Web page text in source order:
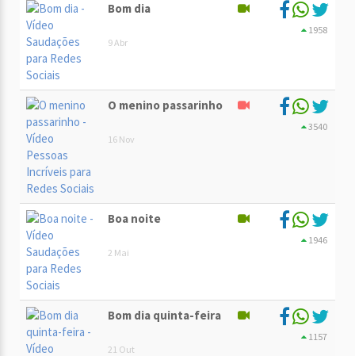
Bom dia
9 Abr
1958
O menino passarinho
16 Nov
3540
Boa noite
2 Mai
1946
Bom dia quinta-feira
21 Out
1157